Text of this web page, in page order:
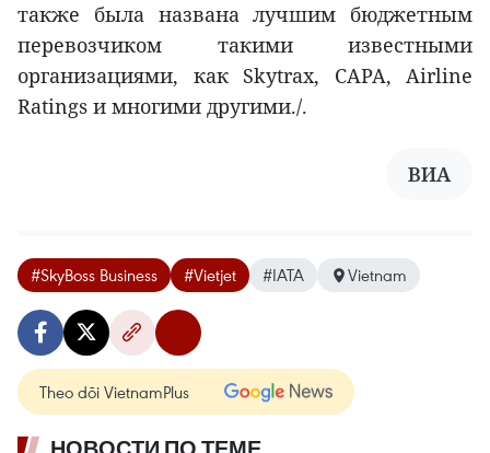
также была названа лучшим бюджетным
перевозчиком такими известными
организациями, как Skytrax, CAPA, Airline
Ratings и многими другими./.
ВИА
#SkyBoss Business #Vietjet #IATA Vietnam
Theo dõi VietnamPlus